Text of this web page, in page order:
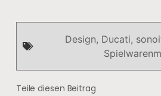
Design, Ducati,
Teile diesen Beitrag